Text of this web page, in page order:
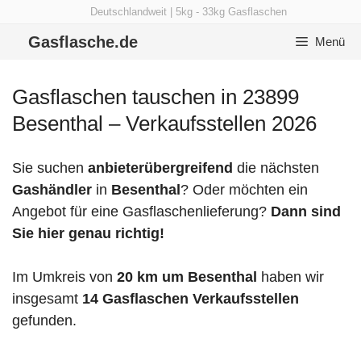
Deutschlandweit | 5kg - 33kg Gasflaschen
Gasflasche.de Menü
Gasflaschen tauschen in 23899
Besenthal – Verkaufsstellen 2026
Sie suchen anbieterübergreifend die nächsten
Gashändler in Besenthal ? Oder möchten ein
Angebot für eine Gasflaschenlieferung? Dann sind
Sie hier genau richtig!
Im Umkreis von 20 km um Besenthal haben wir
insgesamt 14 Gasflaschen Verkaufsstellen
gefunden.